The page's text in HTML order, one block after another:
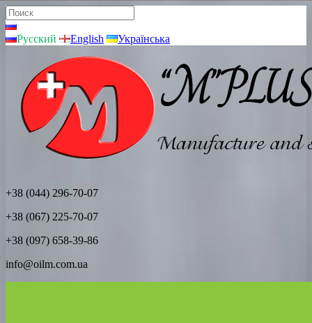
Русский English Українська
+38 (044) 296-70-07
+38 (067) 225-70-07
+38 (097) 658-39-86
info@oilm.com.ua